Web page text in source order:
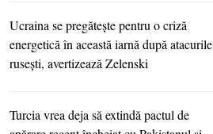
Ucraina se pregăteşte pentru o criză
energetică în această iarnă după atacurile
ruseşti, avertizează Zelenski
Turcia vrea deja să extindă pactul de